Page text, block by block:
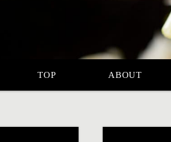
TOP ABOUT